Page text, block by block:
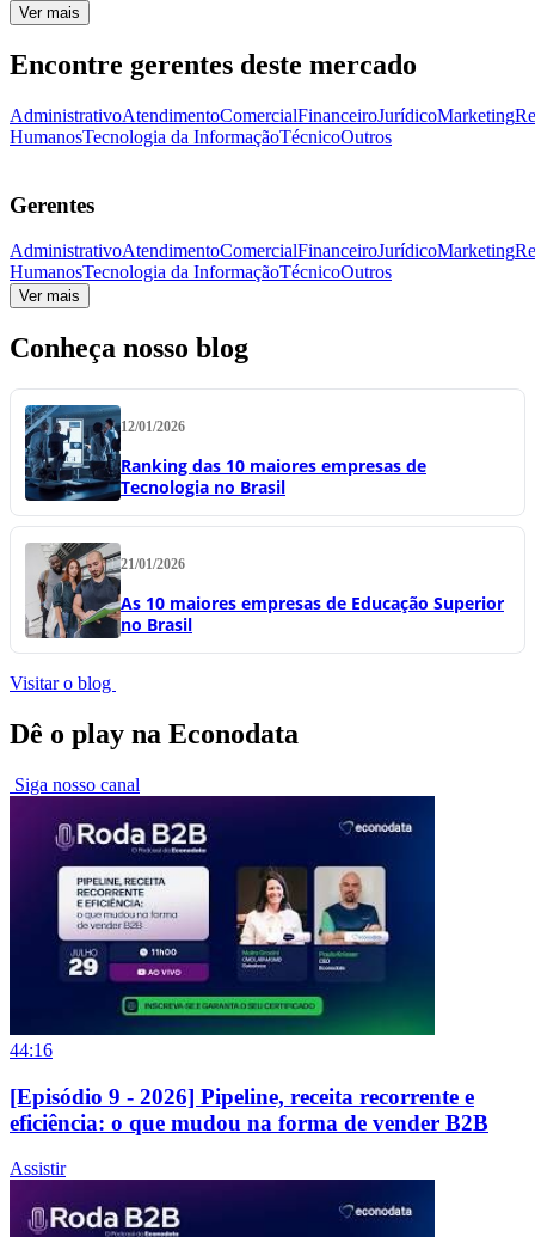
Ver mais
Encontre gerentes deste mercado
AdministrativoAtendimentoComercialFinanceiroJurídicoMarketing
HumanosTecnologia da InformaçãoTécnicoOutros
Gerentes
AdministrativoAtendimentoComercialFinanceiroJurídicoMarketing
HumanosTecnologia da InformaçãoTécnicoOutros
Ver mais
Conheça nosso blog
12/01/2026
Ranking das 10 maiores empresas de
Tecnologia no Brasil
21/01/2026
As 10 maiores empresas de Educação Superior
no Brasil
Visitar o blog
Dê o play na Econodata
Siga nosso canal
44:16
[Episódio 9 - 2026] Pipeline, receita recorrente e
eficiência: o que mudou na forma de vender B2B
Assistir